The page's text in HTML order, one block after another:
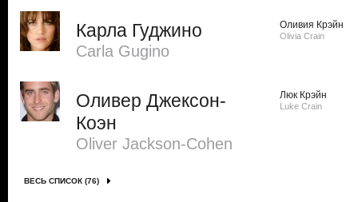
Карла Гуджино
Carla Gugino
Оливия Крэйн
Olivia Crain
Оливер Джексон-
Коэн
Oliver Jackson-Cohen
Люк Крэйн
Luke Crain
ВЕСЬ СПИСОК (76)